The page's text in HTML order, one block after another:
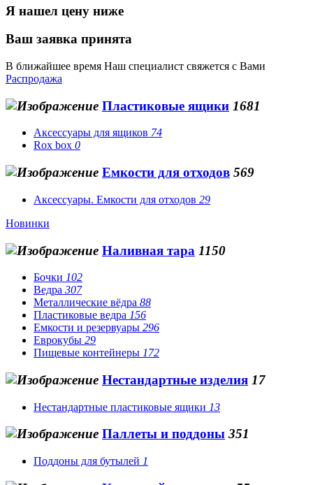
Я нашел цену ниже
Ваш заявка принята
В ближайшее время Наш специалист свяжется с Вами
Распродажа
Пластиковые ящики 1681
Аксессуары для ящиков 74
Rox box 0
Емкости для отходов 569
Аксессуары. Емкости для отходов 29
Новинки
Наливная тара 1150
Бочки 102
Ведра 307
Металлические вёдра 88
Пластиковые ведра 156
Емкости и резервуары 296
Еврокубы 29
Пищевые контейнеры 172
Нестандартные изделия 17
Нестандартные пластиковые ящики 13
Паллеты и поддоны 351
Поддоны для бутылей 1